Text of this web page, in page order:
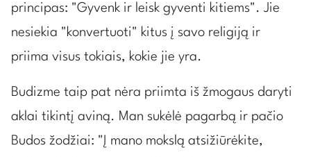
principas: "Gyvenk ir leisk gyventi kitiems". Jie
nesiekia "konvertuoti" kitus į savo religiją ir
priima visus tokiais, kokie jie yra.
Budizme taip pat nėra priimta iš žmogaus daryti
aklai tikintį aviną. Man sukėlė pagarbą ir pačio
Budos žodžiai: "Į mano mokslą atsižiūrėkite,